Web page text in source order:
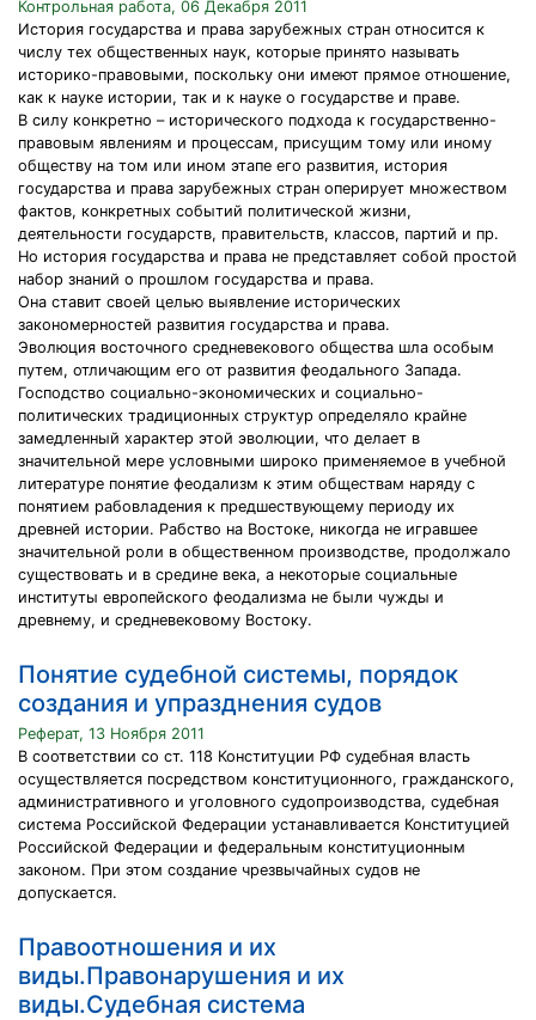
Контрольная работа, 06 Декабря 2011
История государства и права зарубежных стран относится к
числу тех общественных наук, которые принято называть
историко-правовыми, поскольку они имеют прямое отношение,
как к науке истории, так и к науке о государстве и праве.
В силу конкретно – исторического подхода к государственно-
правовым явлениям и процессам, присущим тому или иному
обществу на том или ином этапе его развития, история
государства и права зарубежных стран оперирует множеством
фактов, конкретных событий политической жизни,
деятельности государств, правительств, классов, партий и пр.
Но история государства и права не представляет собой простой
набор знаний о прошлом государства и права.
Она ставит своей целью выявление исторических
закономерностей развития государства и права.
Эволюция восточного средневекового общества шла особым
путем, отличающим его от развития феодального Запада.
Господство социально-экономических и социально-
политических традиционных структур определяло крайне
замедленный характер этой эволюции, что делает в
значительной мере условными широко применяемое в учебной
литературе понятие феодализм к этим обществам наряду с
понятием рабовладения к предшествующему периоду их
древней истории. Рабство на Востоке, никогда не игравшее
значительной роли в общественном производстве, продолжало
существовать и в средине века, а некоторые социальные
институты европейского феодализма не были чужды и
древнему, и средневековому Востоку.
Понятие судебной системы, порядок
создания и упразднения судов
Реферат, 13 Ноября 2011
В соответствии со ст. 118 Конституции РФ судебная власть
осуществляется посредством конституционного, гражданского,
административного и уголовного судопроизводства, судебная
система Российской Федерации устанавливается Конституцией
Российской Федерации и федеральным конституционным
законом. При этом создание чрезвычайных судов не
допускается.
Правоотношения и их
виды.Правонарушения и их
виды.Судебная система